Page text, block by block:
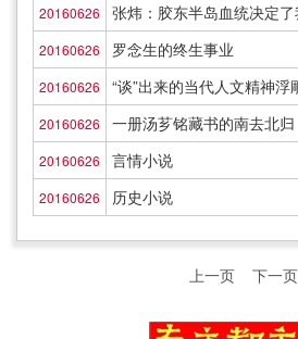
20160626 张炜：胶东半岛血统决定
20160626 罗念生的终生事业
20160626 “谈”出来的当代人文精神浮
20160626 一册汤芗铭藏书的南去北归
20160626 言情小说
20160626 历史小说
上一页 下一页